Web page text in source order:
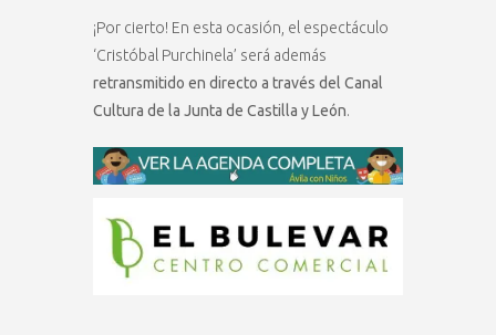
¡Por cierto! En esta ocasión, el espectáculo
‘Cristóbal Purchinela’ será además
retransmitido en directo a través del Canal
Cultura de la Junta de Castilla y León.